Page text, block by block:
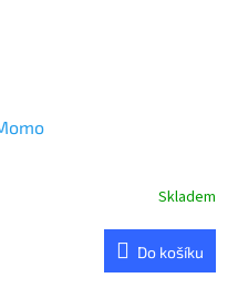
Skladem
Do košíku